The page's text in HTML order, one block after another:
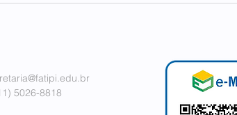
5026-8818